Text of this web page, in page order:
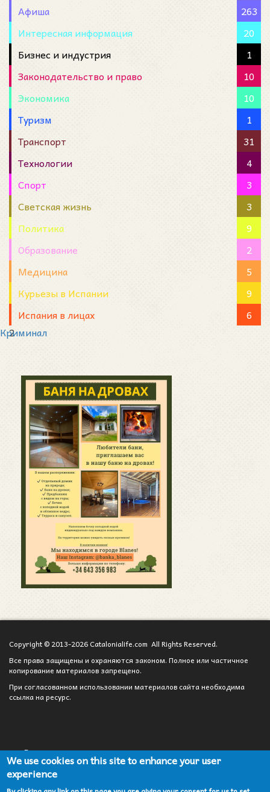
Афиша
263
Интересная информация
20
Бизнес и индустрия
1
Законодательство и право
10
Экономика
10
Туризм
1
Транспорт
31
Технологии
4
Спорт
3
Светская жизнь
3
Политика
9
Образование
2
Медицина
5
Курьезы в Испании
9
Испания в лицах
6
Криминал
2
Copyright © 2013-2026 Catalonialife.com All Rights Reserved.
Все права защищены и охраняются законом. Полное или частичное
копирование материалов запрещено.
При согласованном использовании материалов сайта необходима
ссылка на ресурс.
Вход для администратора
Сотрудничество
We use cookies on this site to enhance your user
experience